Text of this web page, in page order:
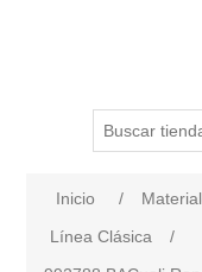
Inicio /
Línea Clásica
/